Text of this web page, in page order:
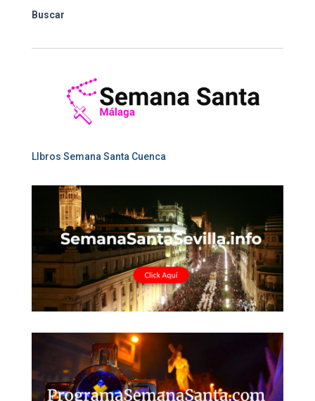
Buscar
LIbros Semana Santa Cuenca